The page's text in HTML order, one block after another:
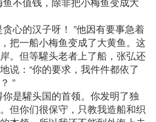
心的汉子呀！ ”他因有要事急着
把一船小梅鱼变成了大黄鱼。这
。但等驩头老者上了船，张弘还
说：“你的要求，我件件都依了
”
是驩头国的首领。你发明了独
但你们很保守，只教我造船和织